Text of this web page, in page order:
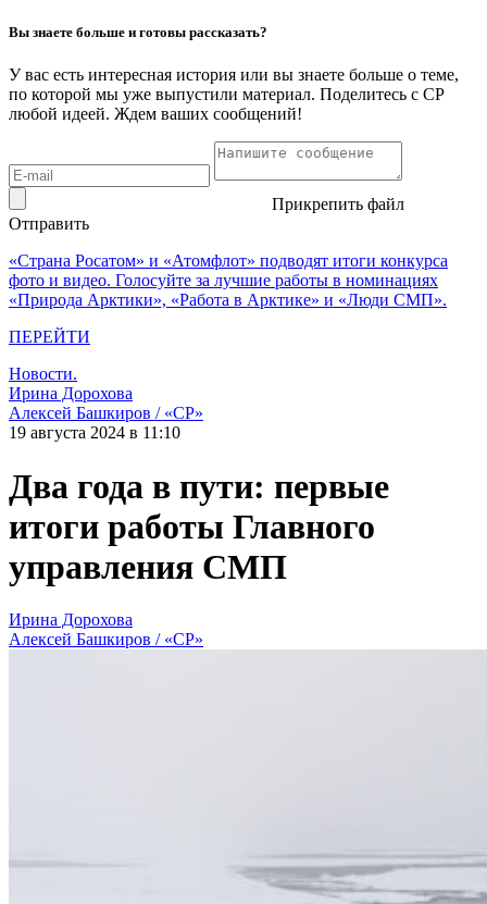
Вы знаете больше и готовы рассказать?
У вас есть интересная история или вы знаете больше о теме,
по которой мы уже выпустили материал. Поделитесь с СР
любой идеей. Ждем ваших сообщений!
Прикрепить файл
Отправить
«Страна Росатом» и «Атомфлот» подводят итоги конкурса
фото и видео. Голосуйте за лучшие работы в номинациях
«Природа Арктики», «Работа в Арктике» и «Люди СМП».
ПЕРЕЙТИ
Новости.
Ирина Дорохова
Алексей Башкиров / «СР»
19 августа 2024 в 11:10
Два года в пути: первые
итоги работы Главного
управления СМП
Ирина Дорохова
Алексей Башкиров / «СР»